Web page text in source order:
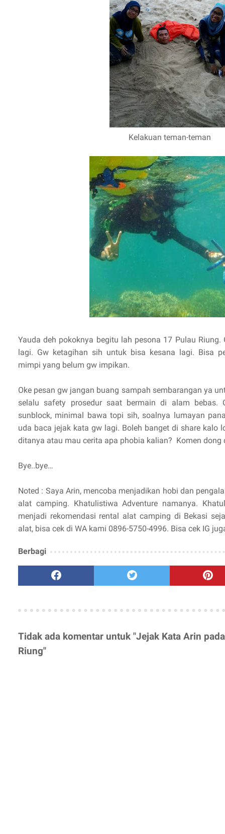
Kelakuan teman-teman
Yauda deh pokoknya begitu lah pesona 17 Pulau
lagi. Gw ketagihan sih untuk bisa kesana lagi. Bisa
mimpi yang belum gw impikan.
Oke pesan gw jangan buang sampah sembarangan ya
selalu safety prosedur saat bermain di alam bebas.
sunblock, minimal bawa topi sih, soalnya lumayan
uda baca jejak kata gw lagi. Boleh banget di share kalo
ditanya atau mau cerita apa phobia kalian? Komen dong
Bye..bye…
Noted : Saya Arin, mencoba menjadikan hobi dan
alat camping. Khatulistiwa Adventure namanya.
menjadi rekomendasi rental alat camping di Bekasi
alat, bisa cek di WA kami 0896-5750-4996. Bisa cek IG
Berbagi
Tidak ada komentar untuk "Jejak Kata Arin
Riung"